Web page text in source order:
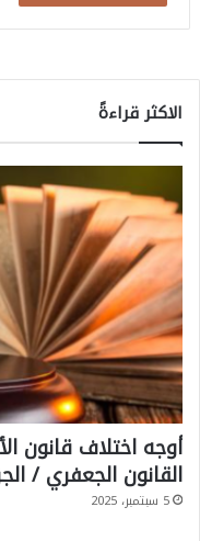
الاكثر قراءةً
أوجه اختلاف قانون
القانون الجعفري /
5 سبتمبر، 2025